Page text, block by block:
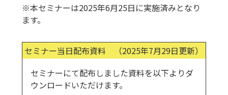
※本セミナーは2025年6月25日に実施済みとなり
ます。
セミナー当日配布資料 （2025年7月29日更新）
セミナーにて配布しました資料を以下よりダ
ウンロードいただけます。